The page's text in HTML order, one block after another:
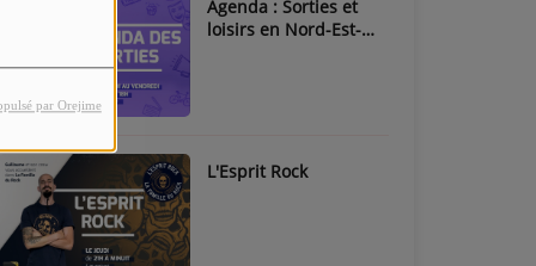
par Orejime
Agenda : Sorties et
loisirs en Nord-Est-
L'Esprit Rock